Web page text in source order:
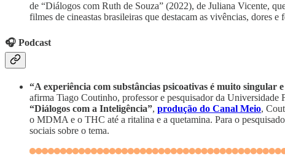
de “Diálogos com Ruth de Souza” (2022), de Juliana Vicente,
filmes de cineastas brasileiras que destacam as vivências, dores e
🎧 Podcast
“A experiência com substâncias psicoativas é muito singular e
afirma Tiago Coutinho, professor e pesquisador da Universidade
“Diálogos com a Inteligência”, produção do Canal Meio,
o MDMA e o THC até a ritalina e a quetamina. Para o
sociais sobre o tema.